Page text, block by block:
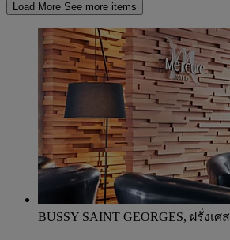
Load More See more items
BUSSY SAINT GEORGES, ฝรั่งเศส